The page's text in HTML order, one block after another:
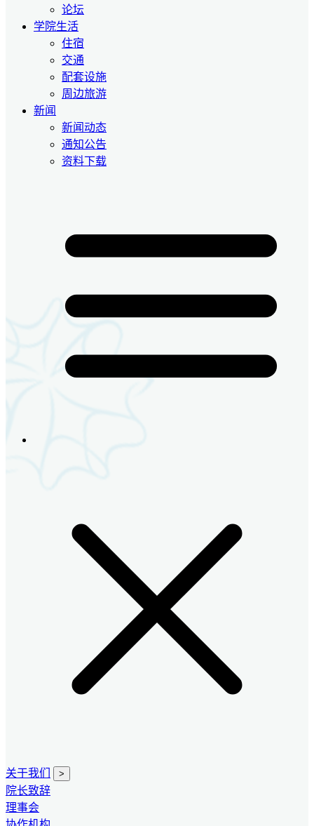
论坛
学院生活
住宿
交通
配套设施
周边旅游
新闻
新闻动态
通知公告
资料下载
关于我们 >
院长致辞
理事会